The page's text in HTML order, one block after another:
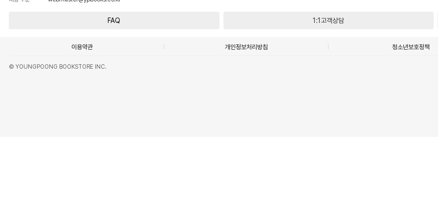
FAQ 1:1고객상담
이용약관 개인정보처리방침 청소년보호정책
© YOUNGPOONG BOOKSTORE INC.